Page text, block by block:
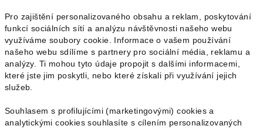
Pro zajištění personalizovaného obsahu a reklam, poskytování
funkcí sociálních sítí a analýzu návštěvnosti našeho webu
využíváme soubory cookie. Informace o vašem používání
našeho webu sdílíme s partnery pro sociální média, reklamu a
analýzy. Ti mohou tyto údaje propojit s dalšími informacemi,
které jste jim poskytli, nebo které získali při využívání jejich
služeb.
Souhlasem s profilujícími (marketingovými) cookies a
analytickými cookies souhlasíte s cílením personalizovaných